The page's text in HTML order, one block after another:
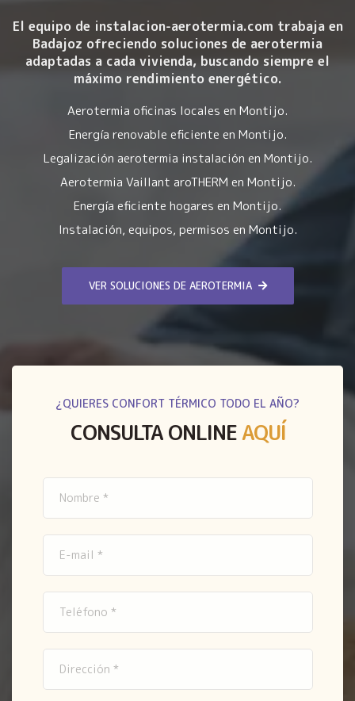
El equipo de instalacion-aerotermia.com trabaja en
Badajoz ofreciendo soluciones de aerotermia
adaptadas a cada vivienda, buscando siempre el
máximo rendimiento energético.
Aerotermia oficinas locales en Montijo.
Energía renovable eficiente en Montijo.
Legalización aerotermia instalación en Montijo.
Aerotermia Vaillant aroTHERM en Montijo.
Energía eficiente hogares en Montijo.
Instalación, equipos, permisos en Montijo.
VER SOLUCIONES DE AEROTERMIA
¿QUIERES CONFORT TÉRMICO TODO EL AÑO?
CONSULTA ONLINEAQUÍ